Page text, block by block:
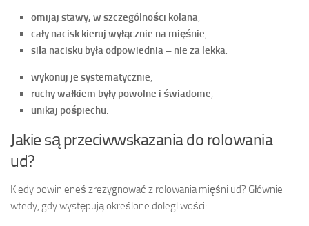
omijaj stawy, w szczególności kolana,
cały nacisk kieruj wyłącznie na mięśnie,
siła nacisku była odpowiednia – nie za lekka.
wykonuj je systematycznie,
ruchy wałkiem były powolne i świadome,
unikaj pośpiechu.
Jakie są przeciwwskazania do rolowania
ud?
Kiedy powinieneś zrezygnować z rolowania mięśni ud? Głównie
wtedy, gdy występują określone dolegliwości: